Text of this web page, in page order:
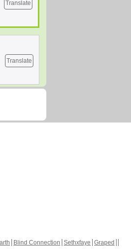
Translate
Translate
Blind Connection Sethxfaye Graped